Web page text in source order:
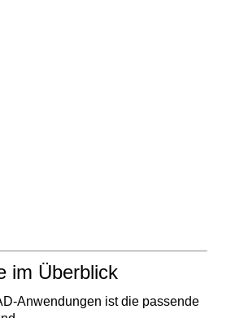
im Überblick
Anwendungen ist die passende